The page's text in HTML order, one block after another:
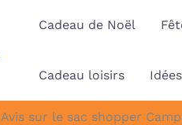
Cadeau de Noël
Cadeau loisirs
Avis sur le sac shopper